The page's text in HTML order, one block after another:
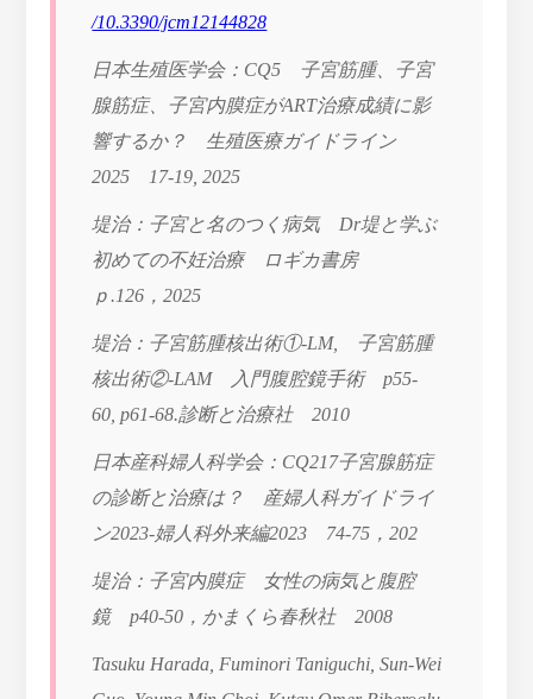
/10.3390/jcm12144828
日本生殖医学会：CQ5 子宮筋腫、子宮
腺筋症、子宮内膜症がART治療成績に影
響するか？ 生殖医療ガイドライン
2025 17-19, 2025
堤治：子宮と名のつく病気 Dr堤と学ぶ
初めての不妊治療 ロギカ書房
ｐ.126，2025
堤治：子宮筋腫核出術①-LM, 子宮筋腫
核出術②-LAM 入門腹腔鏡手術 p55-
60, p61-68.診断と治療社 2010
日本産科婦人科学会：CQ217子宮腺筋症
の診断と治療は？ 産婦人科ガイドライ
ン2023-婦人科外来編2023 74-75，202
堤治：子宮内膜症 女性の病気と腹腔
鏡 p40-50，かまくら春秋社 2008
Tasuku Harada, Fuminori Taniguchi, Sun-Wei